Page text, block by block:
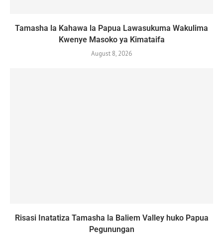
Tamasha la Kahawa la Papua Lawasukuma Wakulima
Kwenye Masoko ya Kimataifa
August 8, 2026
Risasi Inatatiza Tamasha la Baliem Valley huko Papua
Pegunungan